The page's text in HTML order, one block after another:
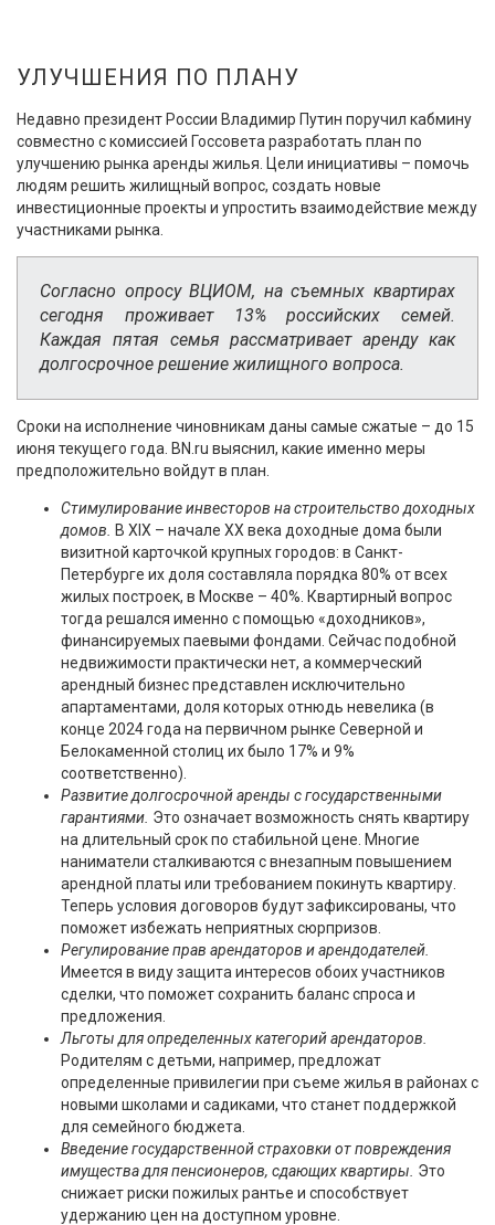
УЛУЧШЕНИЯ ПО ПЛАНУ
Недавно президент России Владимир Путин поручил кабмину
совместно с комиссией Госсовета разработать план по
улучшению рынка аренды жилья. Цели инициативы – помочь
людям решить жилищный вопрос, создать новые
инвестиционные проекты и упростить взаимодействие между
участниками рынка.
Согласно опросу ВЦИОМ, на съемных квартирах
сегодня проживает 13% российских семей.
Каждая пятая семья рассматривает аренду как
долгосрочное решение жилищного вопроса.
Сроки на исполнение чиновникам даны самые сжатые – до 15
июня текущего года. BN.ru выяснил, какие именно меры
предположительно войдут в план.
Стимулирование инвесторов на строительство доходных
домов. В XIX – начале XX века доходные дома были
визитной карточкой крупных городов: в Санкт-
Петербурге их доля составляла порядка 80% от всех
жилых построек, в Москве – 40%. Квартирный вопрос
тогда решался именно с помощью «доходников»,
финансируемых паевыми фондами. Сейчас подобной
недвижимости практически нет, а коммерческий
арендный бизнес представлен исключительно
апартаментами, доля которых отнюдь невелика (в
конце 2024 года на первичном рынке Северной и
Белокаменной столиц их было 17% и 9%
соответственно).
Развитие долгосрочной аренды с государственными
гарантиями. Это означает возможность снять квартиру
на длительный срок по стабильной цене. Многие
наниматели сталкиваются с внезапным повышением
арендной платы или требованием покинуть квартиру.
Теперь условия договоров будут зафиксированы, что
поможет избежать неприятных сюрпризов.
Регулирование прав арендаторов и арендодателей.
Имеется в виду защита интересов обоих участников
сделки, что поможет сохранить баланс спроса и
предложения.
Льготы для определенных категорий арендаторов.
Родителям с детьми, например, предложат
определенные привилегии при съеме жилья в районах с
новыми школами и садиками, что станет поддержкой
для семейного бюджета.
Введение государственной страховки от повреждения
имущества для пенсионеров, сдающих квартиры. Это
снижает риски пожилых рантье и способствует
удержанию цен на доступном уровне.